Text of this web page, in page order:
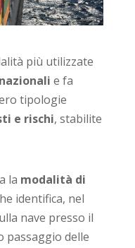
più utilizzate
e fa
tipologie
e rischi, stabilite
la modalità di
identifica, nel
nave presso il
passaggio delle